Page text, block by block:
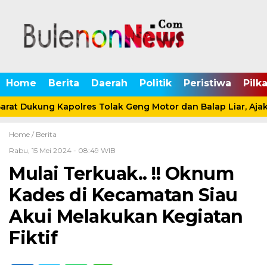
Home Berita Daerah Politik Peristiwa
Dukung Kapolres Tolak Geng Motor dan Balap Liar,
Home / Berita
Rabu, 15 Mei 2024 - 08:49 WIB
Mulai Terkuak.. !! Oknum
Kades di Kecamatan Siau
Akui Melakukan Kegiatan
Fiktif